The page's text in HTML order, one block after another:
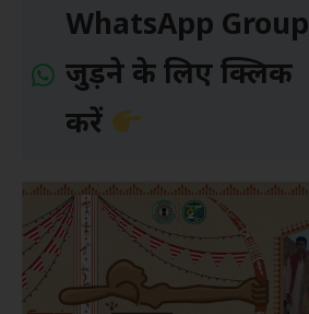
WhatsApp Group
जुड़ने के लिए क्लिक
करें